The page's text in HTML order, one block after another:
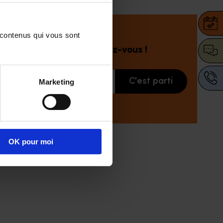
qui vous sont
Marketing
OK pour moi
Prenez rendez-vous !
Votre adresse
C'est parti